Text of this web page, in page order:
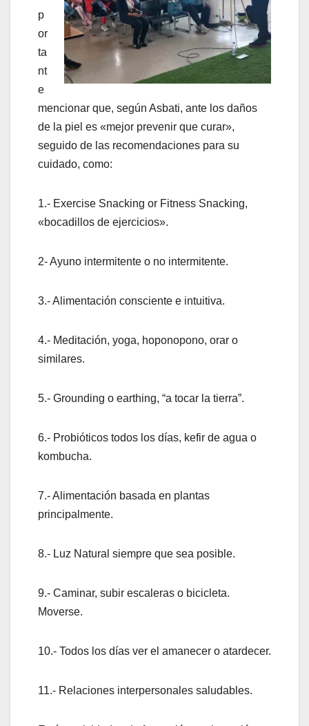
p
or
ta
nt
e
mencionar que, según Asbati, ante los daños
de la piel es «mejor prevenir que curar»,
seguido de las recomendaciones para su
cuidado, como:
1.- Exercise Snacking or Fitness Snacking,
«bocadillos de ejercicios».
2- Ayuno intermitente o no intermitente.
3.- Alimentación consciente e intuitiva.
4.- Meditación, yoga, hoponopono, orar o
similares.
5.- Grounding o earthing, “a tocar la tierra”.
6.- Probióticos todos los días, kefir de agua o
kombucha.
7.- Alimentación basada en plantas
principalmente.
8.- Luz Natural siempre que sea posible.
9.- Caminar, subir escaleras o bicicleta.
Moverse.
10.- Todos los días ver el amanecer o atardecer.
11.- Relaciones interpersonales saludables.